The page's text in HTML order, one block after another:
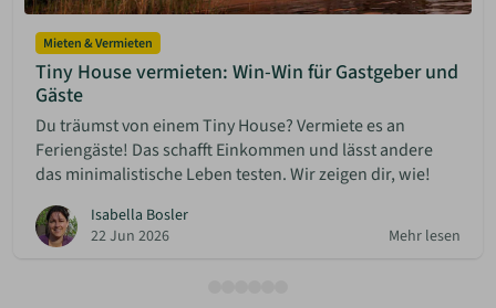
Mieten & Vermieten
Tiny House vermieten: Win-Win für Gastgeber und
Gäste
Du träumst von einem Tiny House? Vermiete es an
Feriengäste! Das schafft Einkommen und lässt andere
das minimalistische Leben testen. Wir zeigen dir, wie!
Isabella Bosler
22 Jun 2026
Mehr lesen